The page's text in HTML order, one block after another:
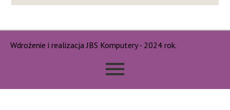
Wdrożenie i realizacja JBS Komputery - 2024 rok.